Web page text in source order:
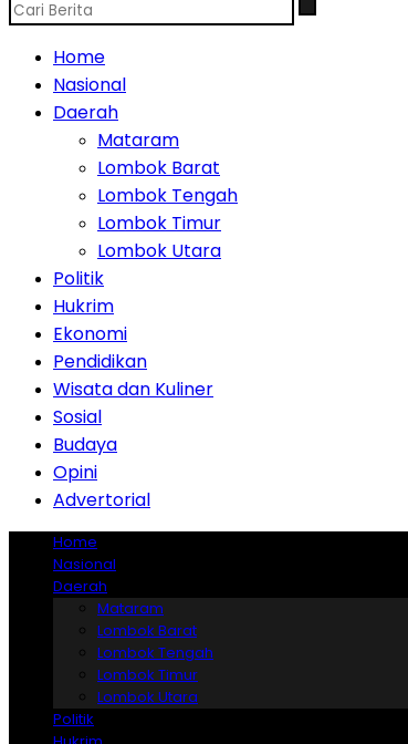
Home
Nasional
Daerah
Mataram
Lombok Barat
Lombok Tengah
Lombok Timur
Lombok Utara
Politik
Hukrim
Ekonomi
Pendidikan
Wisata dan Kuliner
Sosial
Budaya
Opini
Advertorial
Home
Nasional
Daerah
Mataram
Lombok Barat
Lombok Tengah
Lombok Timur
Lombok Utara
Politik